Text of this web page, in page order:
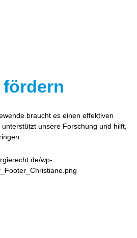
braucht es einen effektiven
unsere Forschung und hilft,